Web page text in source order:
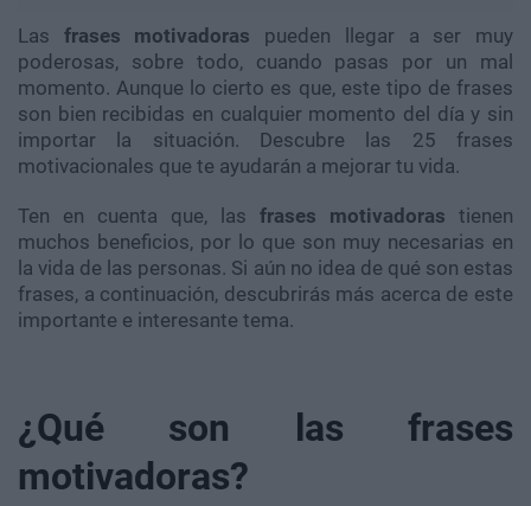
Las frases motivadoras pueden llegar a ser muy
poderosas, sobre todo, cuando pasas por un mal
momento. Aunque lo cierto es que, este tipo de frases
son bien recibidas en cualquier momento del día y sin
importar la situación. Descubre las 25 frases
motivacionales que te ayudarán a mejorar tu vida.
Ten en cuenta que, las frases motivadoras tienen
muchos beneficios, por lo que son muy necesarias en
la vida de las personas. Si aún no idea de qué son estas
frases, a continuación, descubrirás más acerca de este
importante e interesante tema.
¿Qué son las frases
motivadoras?